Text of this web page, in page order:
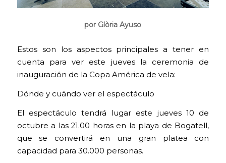
por Glòria Ayuso
Estos son los aspectos principales a tener en
cuenta para ver este jueves la ceremonia de
inauguración de la Copa América de vela:
Dónde y cuándo ver el espectáculo
El espectáculo tendrá lugar este jueves 10 de
octubre a las 21.00 horas en la playa de Bogatell,
que se convertirá en una gran platea con
capacidad para 30.000 personas.